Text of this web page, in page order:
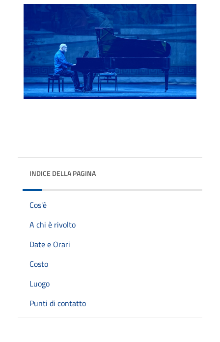
INDICE DELLA PAGINA
Cos'è
A chi è rivolto
Date e Orari
Costo
Luogo
Punti di contatto